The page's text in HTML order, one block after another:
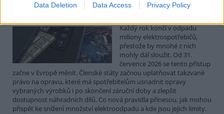
Data Deletion Data Access Privacy Policy
31.7.2026
Každý rok končí v odpadu
miliony elektrospotřebičů,
přestože by mnohé z nich
mohly dál sloužit. Od 31.
července 2026 se tento přístup
začne v Evropě měnit. Členské státy začnou uplatňovat takzvané
právo na opravu, které má spotřebitelům usnadnit opravy
vybraných výrobků i po skončení záruční doby a zlepšit
dostupnost náhradních dílů. Co nová pravidla přinesou, jak mohou
přispět ke snížení množství elektroodpadu a kde jsou jejich limity.